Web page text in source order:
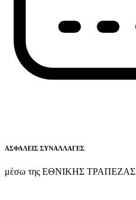
ΑΣΦΑΛΕΙΣ ΣΥΝΑΛΛΑΓΕΣ
μέσω της ΕΘΝΙΚΗΣ ΤΡΑΠΕΖΑΣ